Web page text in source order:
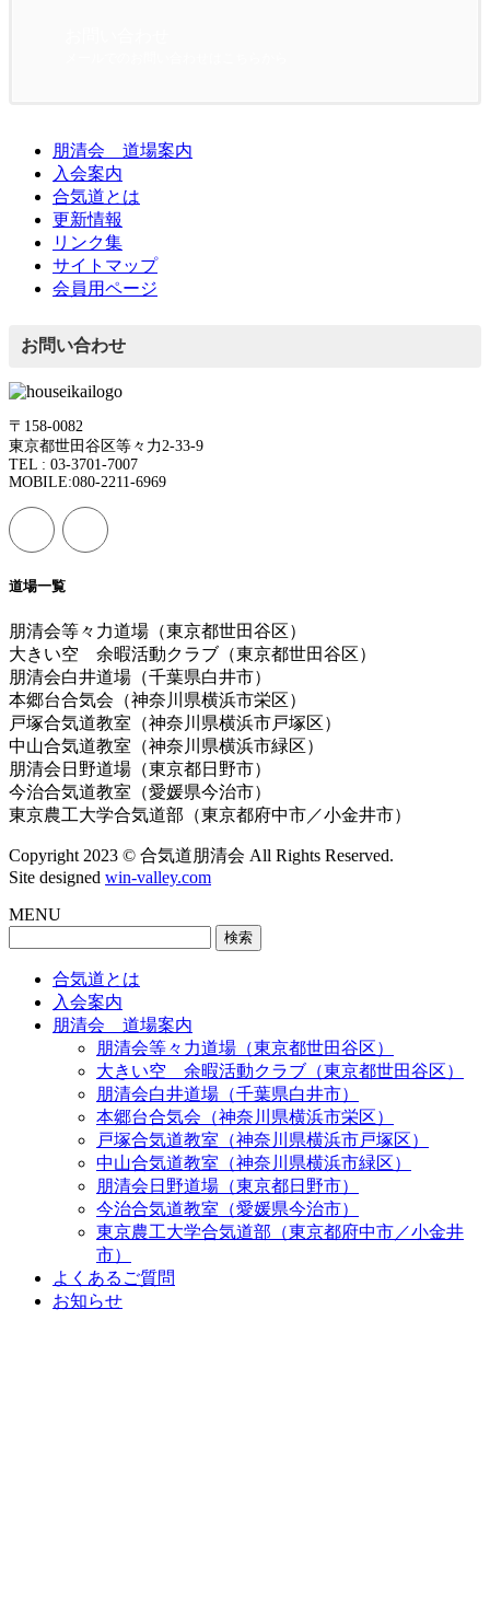
朋清会 道場案内
入会案内
合気道とは
更新情報
リンク集
サイトマップ
会員用ページ
お問い合わせ
〒158-0082
東京都世田谷区等々力2-33-9
TEL : 03-3701-7007
MOBILE:080-2211-6969
道場一覧
朋清会等々力道場（東京都世田谷区）
大きい空 余暇活動クラブ（東京都世田谷区）
朋清会白井道場（千葉県白井市）
本郷台合気会（神奈川県横浜市栄区）
戸塚合気道教室（神奈川県横浜市戸塚区）
中山合気道教室（神奈川県横浜市緑区）
朋清会日野道場（東京都日野市）
今治合気道教室（愛媛県今治市）
東京農工大学合気道部（東京都府中市／小金井市）
Copyright 2023 © 合気道朋清会 All Rights Reserved.
Site designed win-valley.com
MENU
合気道とは
入会案内
朋清会 道場案内
朋清会等々力道場（東京都世田谷区）
大きい空 余暇活動クラブ（東京都世田谷区）
朋清会白井道場（千葉県白井市）
本郷台合気会（神奈川県横浜市栄区）
戸塚合気道教室（神奈川県横浜市戸塚区）
中山合気道教室（神奈川県横浜市緑区）
朋清会日野道場（東京都日野市）
今治合気道教室（愛媛県今治市）
東京農工大学合気道部（東京都府中市／小金井
市）
よくあるご質問
お知らせ